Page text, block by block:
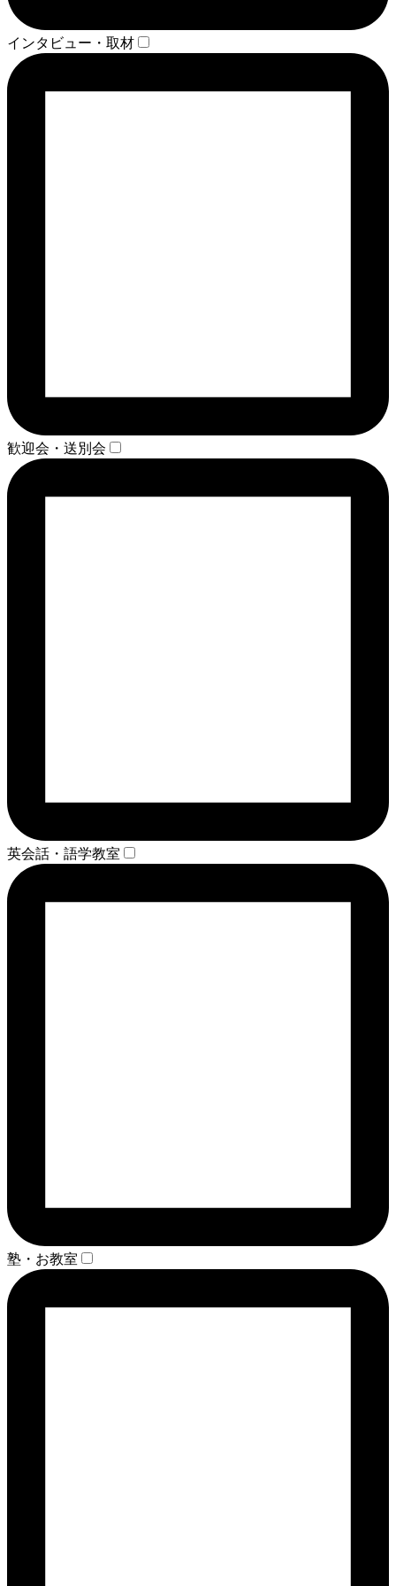
インタビュー・取材
歓迎会・送別会
英会話・語学教室
塾・お教室